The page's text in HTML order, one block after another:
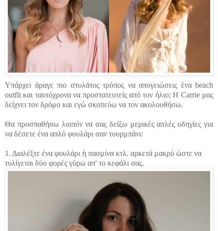
Υπάρχει άραγε πιο στυλάτος τρόπος να απογειώσεις ένα beach
outfit και ταυτόχρονα να προστατευτείς από τον ήλιο; Η Carrie μας
δείχνει τον δρόμο και εγώ σκοπεύω να τον ακολουθήσω.
Θα προσπαθήσω λοιπόν να σας δείξω μερικές απλές οδηγίες για
να δέσετε ένα απλό φουλάρι σαν τουρμπάνι:
1. Διαλέξτε ένα φουλάρι ή πασμίνα κτλ. αρκετά μακρύ ώστε να
τυλίγεται δύο φορές γύρω απ' το κεφάλι σας.